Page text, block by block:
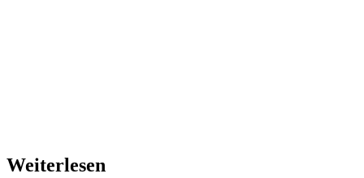
Weiterlesen